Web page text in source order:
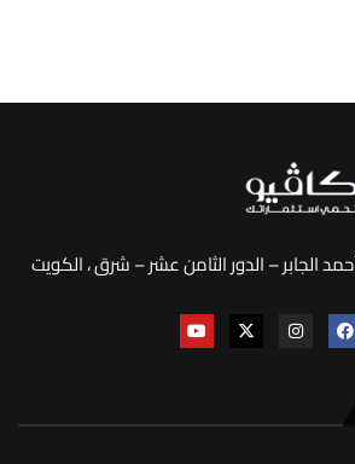
الجابر – الدور الثامن عشر – شرق ، الكويت